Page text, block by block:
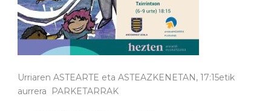
Urriaren ASTEARTE eta ASTEAZKENETAN, 17:15etik
aurrera PARKETARRAK